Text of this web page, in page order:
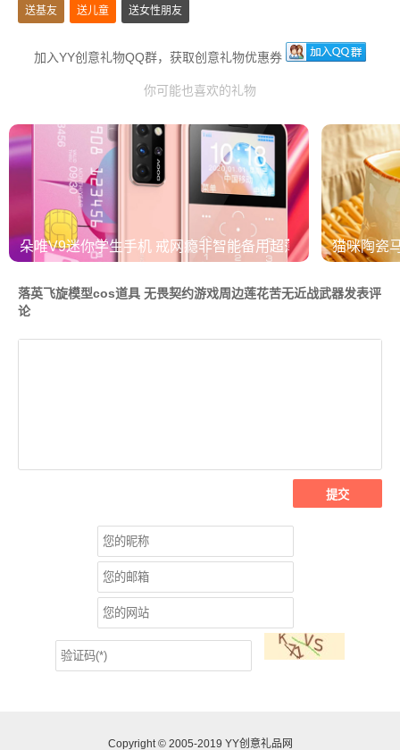
送基友 送儿童 送女性朋友
加入YY创意礼物QQ群，获取创意礼物优惠券
你可能也喜欢的礼物
朵唯V9迷你学生手机 戒网瘾非智能备用超薄按键卡片机
猫咪陶瓷
落英飞旋模型cos道具 无畏契约游戏周边莲花苦无近战武器发表评
论
Copyright © 2005-2019 YY创意礼品网